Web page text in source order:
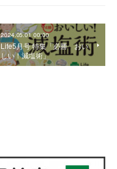
2024.05.01 00:00
Life5月号 特集「必勝 おい
しい！減塩術」